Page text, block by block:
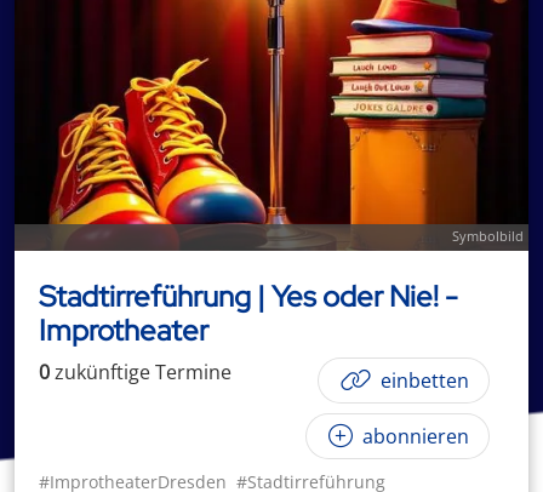
Symbolbild
Stadtirreführung | Yes oder Nie! -
Improtheater
0zukünftigeTermine einbetten
abonnieren
#ImprotheaterDresden #Stadtirreführung